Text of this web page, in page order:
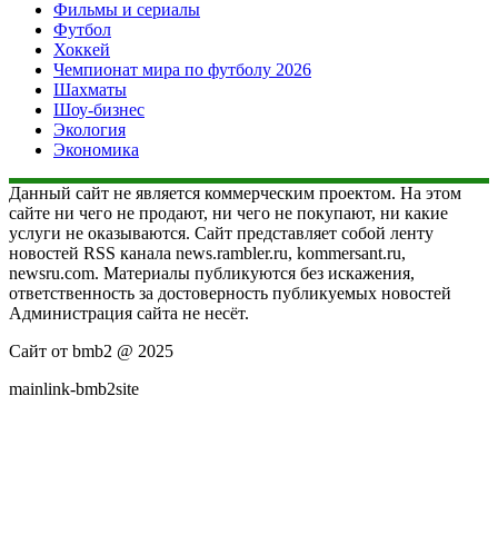
Фильмы и сериалы
Футбол
Хоккей
Чемпионат мира по футболу 2026
Шахматы
Шоу-бизнес
Экология
Экономика
Данный сайт не является коммерческим проектом. На этом
сайте ни чего не продают, ни чего не покупают, ни какие
услуги не оказываются. Сайт представляет собой ленту
новостей RSS канала news.rambler.ru, kommersant.ru,
newsru.com. Материалы публикуются без искажения,
ответственность за достоверность публикуемых новостей
Администрация сайта не несёт.
Сайт от bmb2 @ 2025
mainlink-bmb2site